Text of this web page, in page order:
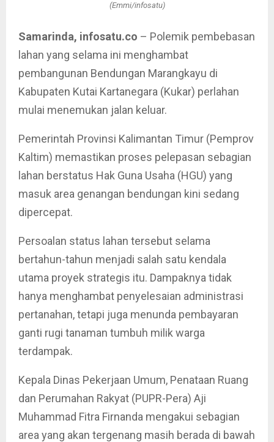
(Emmi/infosatu)
Samarinda, infosatu.co – Polemik pembebasan
lahan yang selama ini menghambat
pembangunan Bendungan Marangkayu di
Kabupaten Kutai Kartanegara (Kukar) perlahan
mulai menemukan jalan keluar.
Pemerintah Provinsi Kalimantan Timur (Pemprov
Kaltim) memastikan proses pelepasan sebagian
lahan berstatus Hak Guna Usaha (HGU) yang
masuk area genangan bendungan kini sedang
dipercepat.
Persoalan status lahan tersebut selama
bertahun-tahun menjadi salah satu kendala
utama proyek strategis itu. Dampaknya tidak
hanya menghambat penyelesaian administrasi
pertanahan, tetapi juga menunda pembayaran
ganti rugi tanaman tumbuh milik warga
terdampak.
Kepala Dinas Pekerjaan Umum, Penataan Ruang
dan Perumahan Rakyat (PUPR-Pera) Aji
Muhammad Fitra Firnanda mengakui sebagian
area yang akan tergenang masih berada di bawah